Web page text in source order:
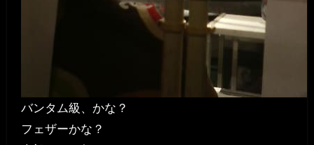
バンタム級、かな？
フェザーかな？